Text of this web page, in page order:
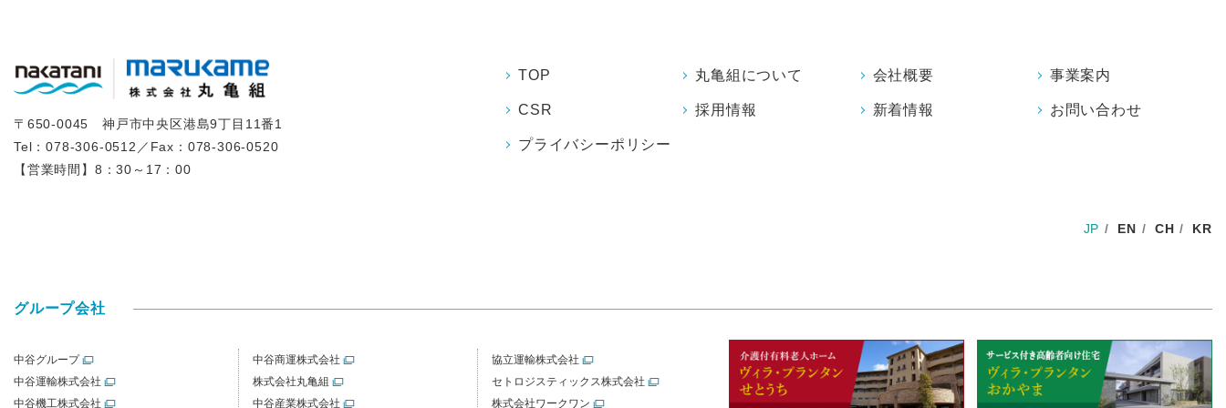
〒650-0045 神戸市中央区港島9丁目11番1
Tel：078-306-0512 ／Fax：078-306-0520
【営業時間】8：30～17：00
TOP 丸亀組について 会社概要 事業案内
CSR 採用情報 新着情報 お問い合わせ
プライバシーポリシー
JP EN CH KR
グループ会社
中谷グループ
中谷運輸株式会社
中谷機工株式会社
中谷商運株式会社
株式会社丸亀組
中谷産業株式会社
協立運輸株式会社
セトロジスティックス株式会社
株式会社ワークワン